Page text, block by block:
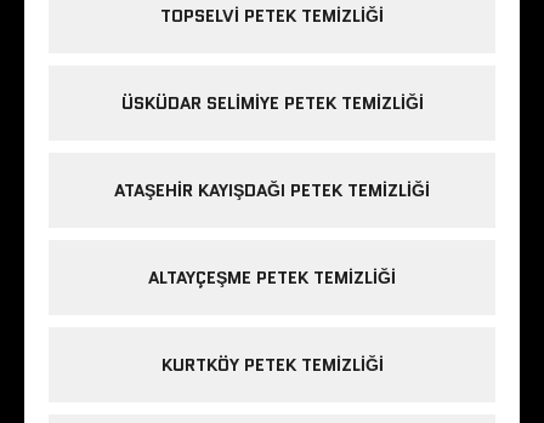
TOPSELVI PETEK TEMIZLIĞI
ÜSKÜDAR SELIMIYE PETEK TEMIZLIĞI
ATAŞEHIR KAYIŞDAĞI PETEK TEMIZLIĞI
ALTAYÇEŞME PETEK TEMIZLIĞI
KURTKÖY PETEK TEMIZLIĞI